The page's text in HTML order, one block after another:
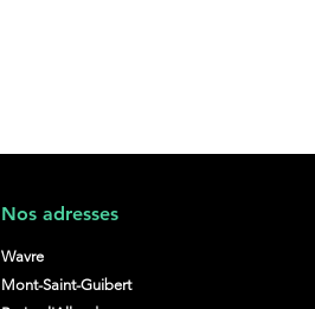
Nos adresses
Wavre
Mont-Saint-Guibert